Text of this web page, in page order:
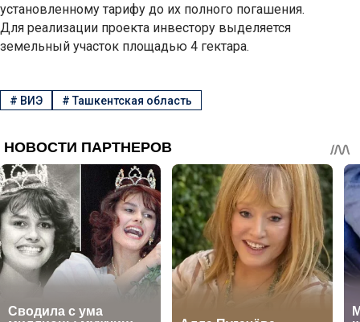
установленному тарифу до их полного погашения.
Для реализации проекта инвестору выделяется
земельный участок площадью 4 гектара.
# ВИЭ #Ташкентская область